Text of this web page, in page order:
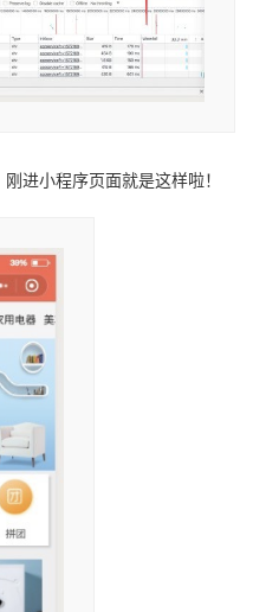
进小程序页面就是这样啦！